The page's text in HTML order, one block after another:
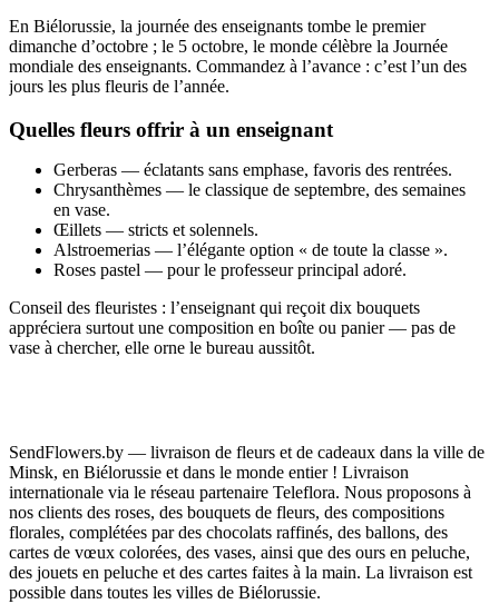
En Biélorussie, la journée des enseignants tombe le premier
dimanche d’octobre ; le 5 octobre, le monde célèbre la Journée
mondiale des enseignants. Commandez à l’avance : c’est l’un des
jours les plus fleuris de l’année.
Quelles fleurs offrir à un enseignant
Gerberas — éclatants sans emphase, favoris des rentrées.
Chrysanthèmes — le classique de septembre, des semaines
en vase.
Œillets — stricts et solennels.
Alstroemerias — l’élégante option « de toute la classe ».
Roses pastel — pour le professeur principal adoré.
Conseil des fleuristes : l’enseignant qui reçoit dix bouquets
appréciera surtout une composition en boîte ou panier — pas de
vase à chercher, elle orne le bureau aussitôt.
Livraison dans les écoles de Minsk et de Biélorussie
Commandez des fleurs pour un professeur en ligne — livraison à
l’école ou à domicile avant le début des cours, à Minsk et dans
toute la Biélorussie. Choisissez votre moyen de paiement : de la
carte bancaire à ERIP.
Appelez-nous— une composition digne de la salle de classe.
SendFlowers.by — livraison de fleurs et de cadeaux dans la ville de
Minsk, en Biélorussie et dans le monde entier ! Livraison
internationale via le réseau partenaire Teleflora. Nous proposons à
nos clients des roses, des bouquets de fleurs, des compositions
florales, complétées par des chocolats raffinés, des ballons, des
cartes de vœux colorées, des vases, ainsi que des ours en peluche,
des jouets en peluche et des cartes faites à la main. La livraison est
possible dans toutes les villes de Biélorussie.